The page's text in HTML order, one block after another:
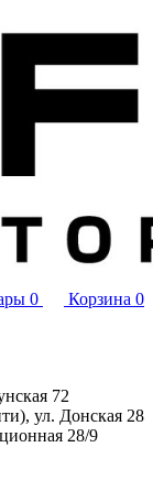
0 Корзина 0
72
ул. Донская 28
28/9